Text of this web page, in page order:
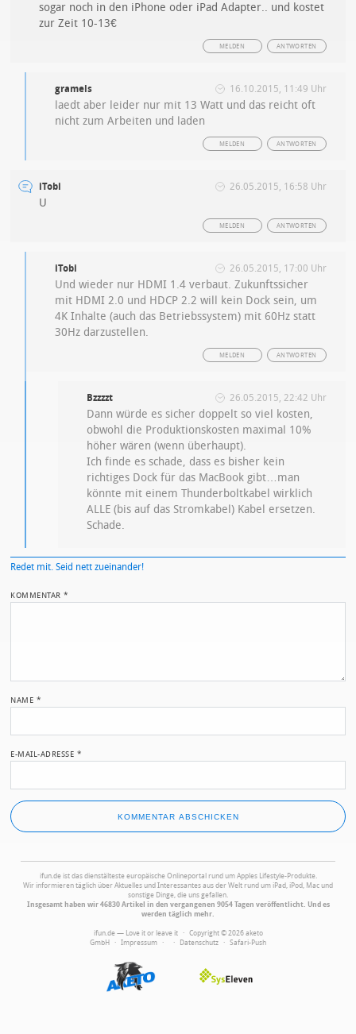
sogar noch in den iPhone oder iPad Adapter.. und kostet
zur Zeit 10-13€
ANTWORTEN
MELDEN
gramels 16.10.2015, 11:49 Uhr
laedt aber leider nur mit 13 Watt und das reicht oft
nicht zum Arbeiten und laden
ANTWORTEN
MELDEN
iTobi 26.05.2015, 16:58 Uhr
U
ANTWORTEN
MELDEN
iTobi 26.05.2015, 17:00 Uhr
Und wieder nur HDMI 1.4 verbaut. Zukunftssicher
mit HDMI 2.0 und HDCP 2.2 will kein Dock sein, um
4K Inhalte (auch das Betriebssystem) mit 60Hz statt
30Hz darzustellen.
ANTWORTEN
MELDEN
Bzzzzt 26.05.2015, 22:42 Uhr
Dann würde es sicher doppelt so viel kosten,
obwohl die Produktionskosten maximal 10%
höher wären (wenn überhaupt).
Ich finde es schade, dass es bisher kein
richtiges Dock für das MacBook gibt…man
könnte mit einem Thunderboltkabel wirklich
ALLE (bis auf das Stromkabel) Kabel ersetzen.
Schade.
Redet mit. Seid nett zueinander!
KOMMENTAR*
NAME *
E-MAIL-ADRESSE *
ifun.de ist das dienstälteste europäische Onlineportal rund um Apples Lifestyle-Produkte.
Wir informieren täglich über Aktuelles und Interessantes aus der Welt rund um iPad, iPod, Mac und
sonstige Dinge, die uns gefallen.
Insgesamt haben wir 46830 Artikel in den vergangenen 9054 Tagen veröffentlicht. Und es
werden täglich mehr.
ifun.de — Love it or leave it · Copyright © 2026 aketo
GmbH · Impressum · · Datenschutz · Safari-Push